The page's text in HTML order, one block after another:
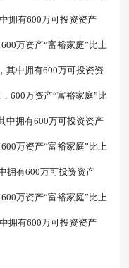
拥有600万可投资资产
万资产“富裕家庭”比上
其中拥有600万可投资资
600万资产“富裕家庭”比
中拥有600万可投资资产
万资产“富裕家庭”比上
拥有600万可投资资产
万资产“富裕家庭”比上
拥有600万可投资资产